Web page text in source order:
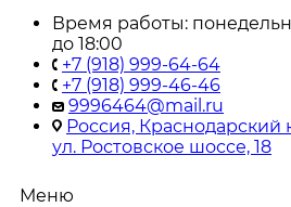
Время работы:
до 18:00
+7 (918) 999-64-64
+7 (918) 999-46-46
9996464@mail.ru
Россия, Краснодарский
ул. Ростовское шоссе, 18
Меню